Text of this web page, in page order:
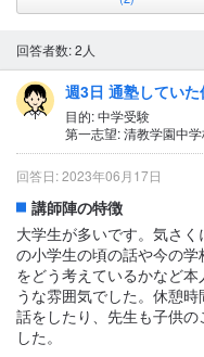
回答者数: 2人
週3日 通塾していた
目的: 中学受験
第一志望: 清教学園中
回答日: 2023年06月17日
講師陣の特徴
大学生が多いです。気さ
の小学生の頃の話や今の
をどう考えているかなど
うな雰囲気でした。休憩
話をしたり、先生も子供
した。